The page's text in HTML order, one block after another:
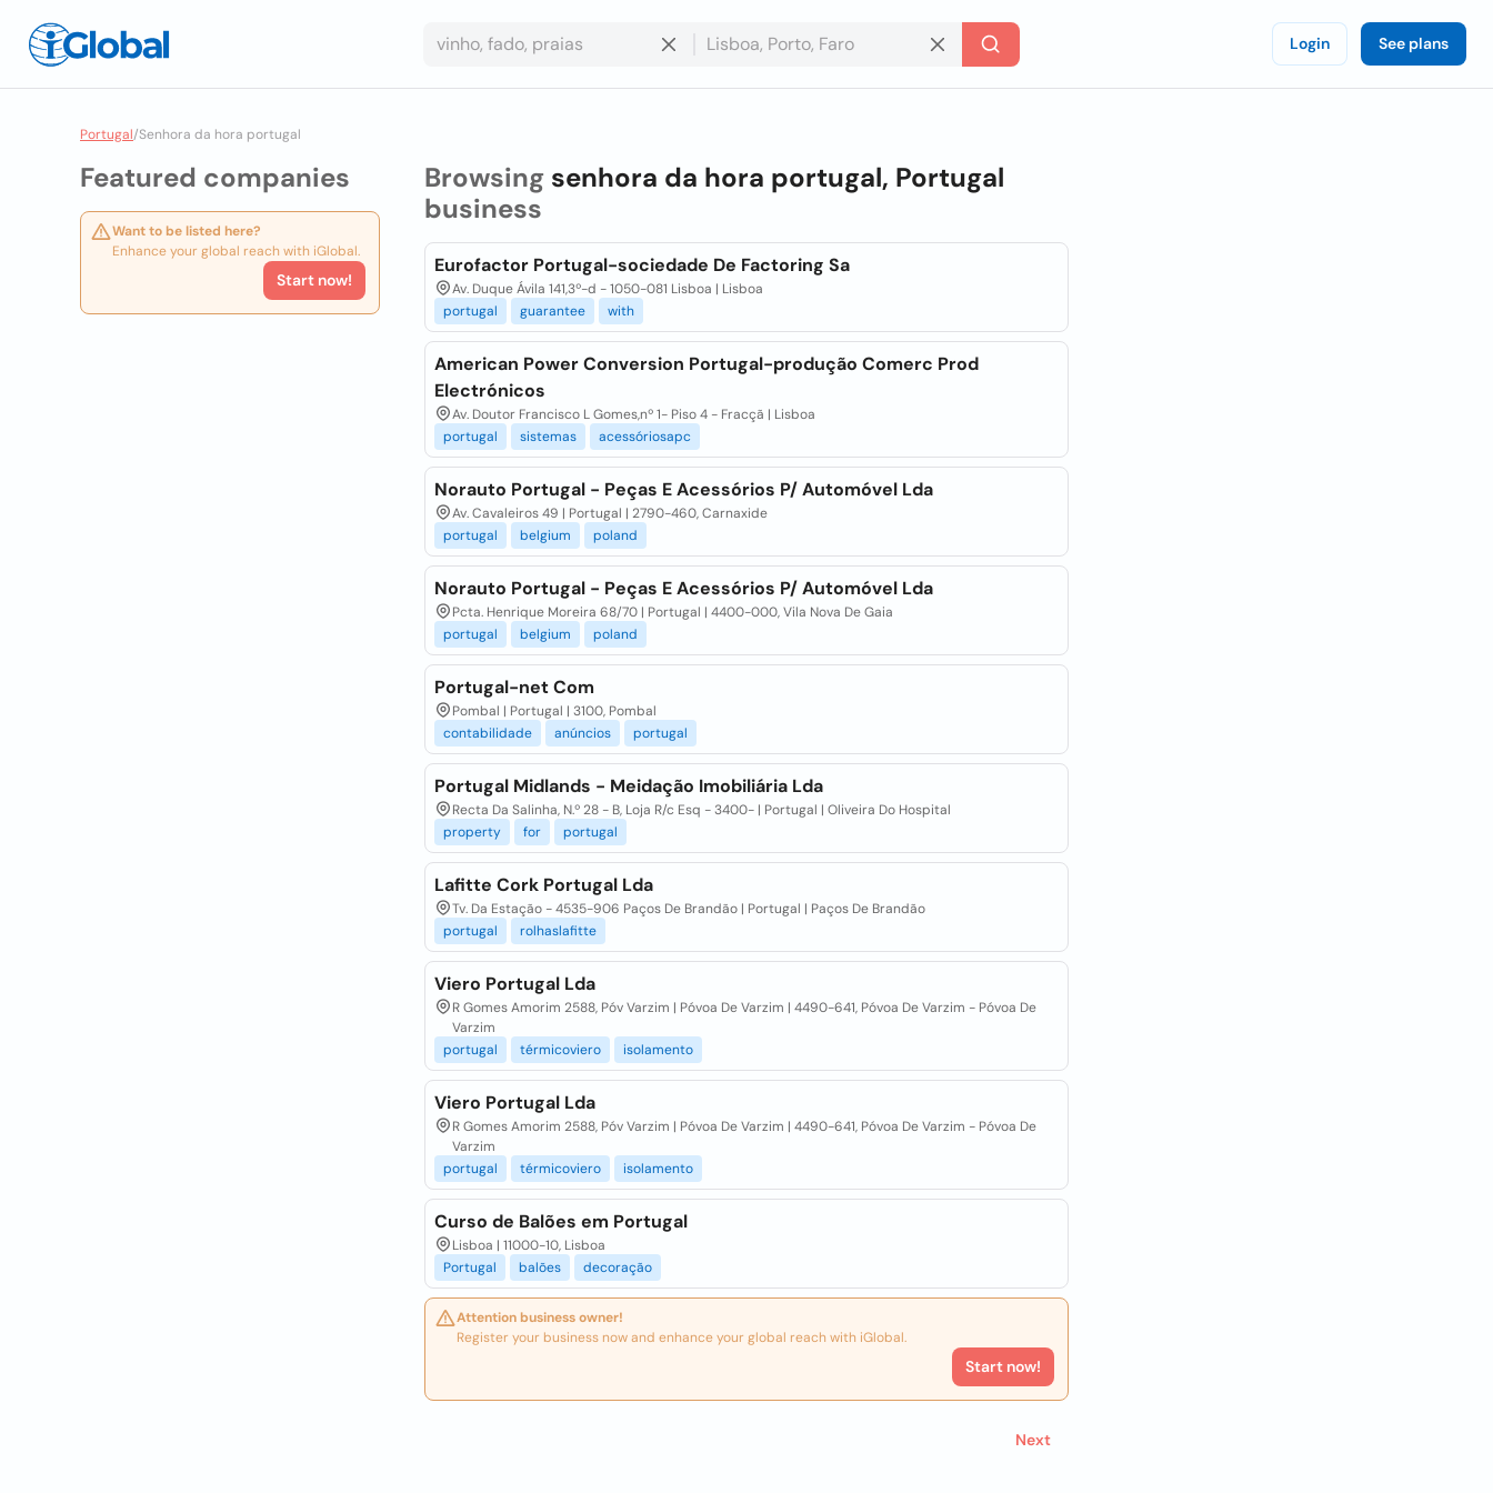
Login See plans
Portugal/Senhora da hora portugal
Featured companies
Want to be listed here?
Enhance your global reach with iGlobal.
Start now!
Browsing senhora da hora portugal, Portugal
business
Eurofactor Portugal-sociedade De Factoring Sa
Av. Duque Ávila 141,3º-d - 1050-081 Lisboa | Lisboa
portugal
guarantee with
American Power Conversion Portugal-produção Comerc Prod
Electrónicos
Av. Doutor Francisco L Gomes,nº 1- Piso 4 - Fracçã | Lisboa
portugal
sistemas acessóriosapc
Norauto Portugal - Peças E Acessórios P/ Automóvel Lda
Av. Cavaleiros 49 | Portugal | 2790-460, Carnaxide
portugal
belgium poland
Norauto Portugal - Peças E Acessórios P/ Automóvel Lda
Pcta. Henrique Moreira 68/70 | Portugal | 4400-000, Vila Nova De Gaia
portugal
belgium poland
Portugal-net Com
Pombal | Portugal | 3100, Pombal
contabilidade
anúncios portugal
Portugal Midlands - Meidação Imobiliária Lda
Recta Da Salinha, N.º 28 - B, Loja R/c Esq - 3400- | Portugal | Oliveira Do Hospital
property
for portugal
Lafitte Cork Portugal Lda
Tv. Da Estação - 4535-906 Paços De Brandão | Portugal | Paços De Brandão
portugal
rolhaslafitte
Viero Portugal Lda
R Gomes Amorim 2588, Póv Varzim | Póvoa De Varzim | 4490-641, Póvoa De Varzim - Póvoa De
Varzim
portugal
térmicoviero isolamento
Viero Portugal Lda
R Gomes Amorim 2588, Póv Varzim | Póvoa De Varzim | 4490-641, Póvoa De Varzim - Póvoa De
Varzim
portugal
térmicoviero isolamento
Curso de Balões em Portugal
Lisboa | 11000-10, Lisboa
Portugal
balões decoração
Attention business owner!
Register your business now and enhance your global reach with iGlobal.
Start now!
Next